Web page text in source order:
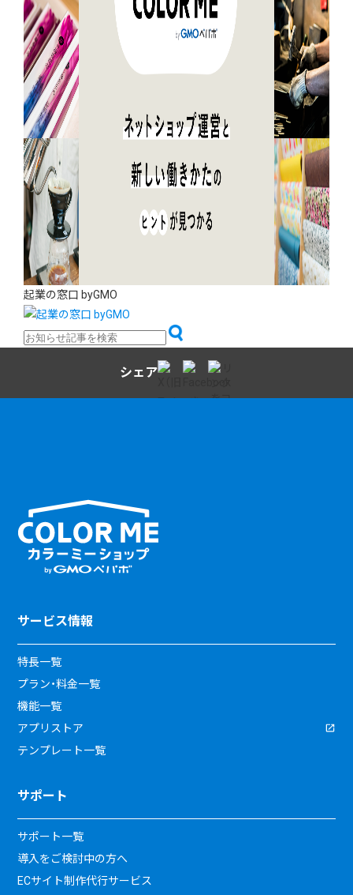
起業の窓口 byGMO
シェア
サービス情報
特長一覧
プラン・料金一覧
機能一覧
アプリストア
テンプレート一覧
サポート
サポート一覧
導入をご検討中の方へ
ECサイト制作代行サービス